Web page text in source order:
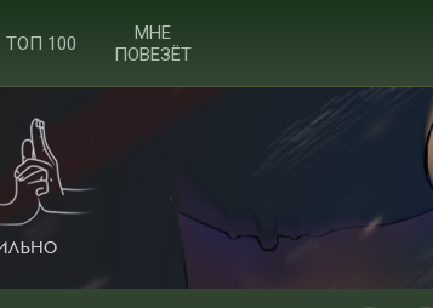
ТОП 100
МНЕ
ПОВЕЗЁТ